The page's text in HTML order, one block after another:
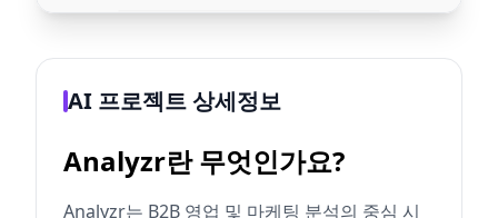
AI 프로젝트 상세정보
Analyzr란 무엇인가요?
Analyzr는 B2B 영업 및 마케팅 분석의 중심 시